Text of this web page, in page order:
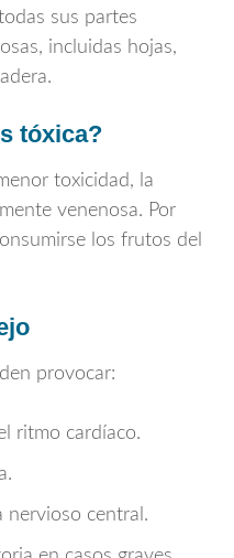
sus partes
incluidas hojas,
tóxica?
toxicidad, la
venenosa. Por
los frutos del
provocar:
ritmo cardíaco.
nervioso central.